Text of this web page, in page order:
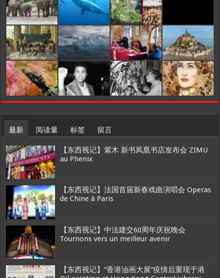
最新 阅读量 标签 留言
【东西视记】紫木 新书凤凰书店发布会 ZIMU
au Phenix
【东西视记】法国首届新春戏曲演唱会 Operas
de Chine à Paris
【东西视记】中法建交60周年庆祝晚会
Tournons vers un meilleur avenir
【东西视记】”香港油画大展”疫情后重现于港